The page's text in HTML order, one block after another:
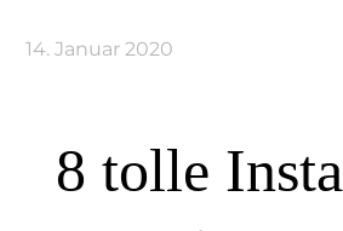
14. Januar 2020
8 tolle